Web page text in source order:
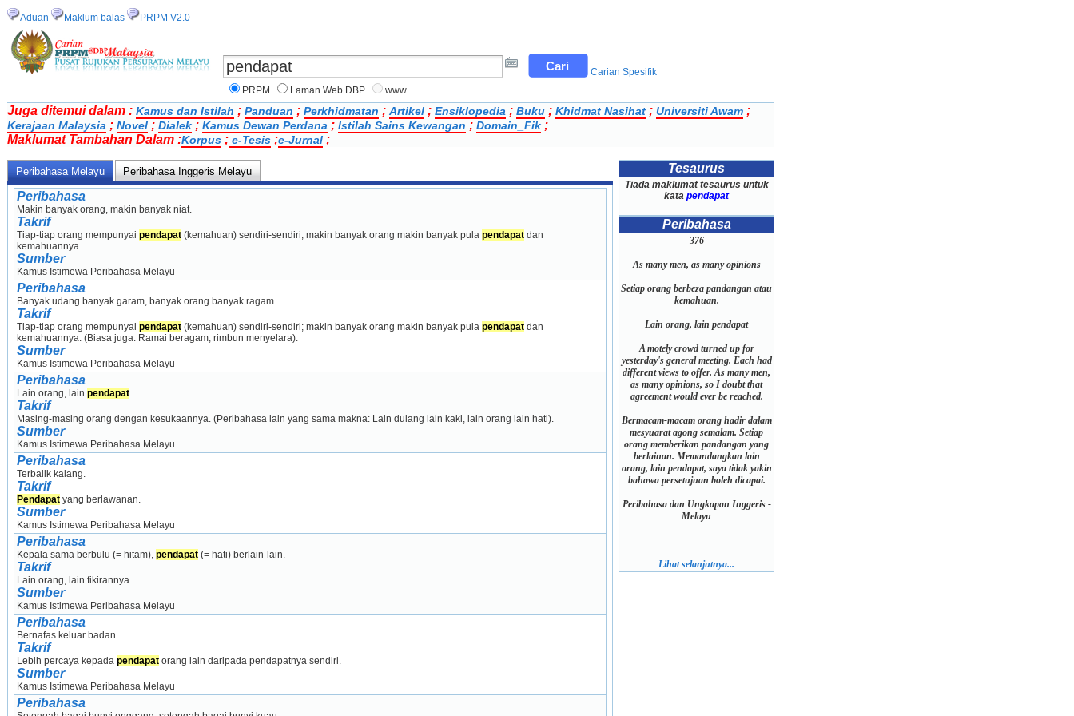
Aduan Maklum balas PRPM V2.0
Carian Spesifik
PRPM
Laman Web DBP www
Juga ditemui dalam : Kamus dan Istilah ; Panduan ; Perkhidmatan ; Artikel ; Ensiklopedia ; Buku ; Khidmat Nasihat ; Universiti Awam ;
Kerajaan Malaysia ; Novel ; Dialek ; Kamus Dewan Perdana ; Istilah Sains Kewangan ; Domain_Fik ;
Maklumat Tambahan Dalam :Korpus ; e-Tesis ;e-Jurnal ;
Peribahasa Melayu Peribahasa Inggeris Melayu
Peribahasa
Makin banyak orang, makin banyak niat.
Takrif
Tiap-tiap orang mempunyai pendapat (kemahuan) sendiri-sendiri; makin banyak orang makin banyak pula pendapat dan
kemahuannya.
Sumber
Kamus Istimewa Peribahasa Melayu
Peribahasa
Banyak udang banyak garam, banyak orang banyak ragam.
Takrif
Tiap-tiap orang mempunyai pendapat (kemahuan) sendiri-sendiri; makin banyak orang makin banyak pula pendapat dan
kemahuannya. (Biasa juga: Ramai beragam, rimbun menyelara).
Sumber
Kamus Istimewa Peribahasa Melayu
Peribahasa
Lain orang, lain pendapat.
Takrif
Masing-masing orang dengan kesukaannya. (Peribahasa lain yang sama makna: Lain dulang lain kaki, lain orang lain hati).
Sumber
Kamus Istimewa Peribahasa Melayu
Peribahasa
Terbalik kalang.
Takrif
Pendapat yang berlawanan.
Sumber
Kamus Istimewa Peribahasa Melayu
Peribahasa
Kepala sama berbulu (= hitam), pendapat (= hati) berlain-lain.
Takrif
Lain orang, lain fikirannya.
Sumber
Kamus Istimewa Peribahasa Melayu
Peribahasa
Bernafas keluar badan.
Takrif
Lebih percaya kepada pendapat orang lain daripada pendapatnya sendiri.
Sumber
Kamus Istimewa Peribahasa Melayu
Peribahasa
Tesaurus
Tiada maklumat tesaurus untuk
kata pendapat
Peribahasa
376
As many men, as many opinions
Setiap orang berbeza pandangan atau
kemahuan.
Lain orang, lain pendapat
A motely crowd turned up for
yesterday's general meeting. Each had
different views to offer. As many men,
as many opinions, so I doubt that
agreement would ever be reached.
Bermacam-macam orang hadir dalam
mesyuarat agong semalam. Setiap
orang memberikan pandangan yang
berlainan. Memandangkan lain
orang, lain pendapat, saya tidak yakin
bahawa persetujuan boleh dicapai.
Peribahasa dan Ungkapan Inggeris -
Melayu
Lihat selanjutnya...